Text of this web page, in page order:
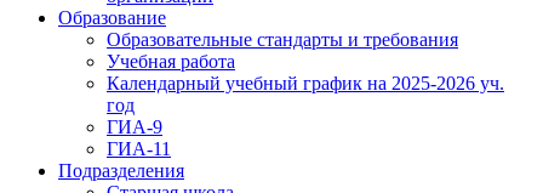
Образование
Образовательные стандарты и требования
Учебная работа
Календарный учебный график на 2025-2026 уч.
год
ГИА-9
ГИА-11
Подразделения